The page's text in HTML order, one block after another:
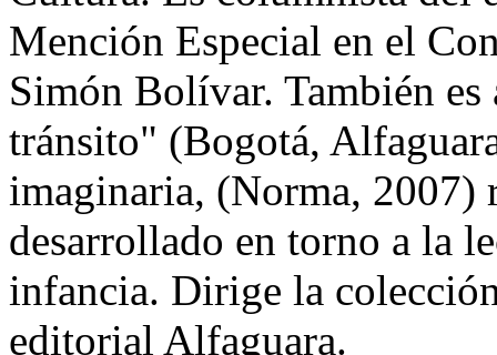
Mención Especial en el
Simón Bolívar. También es
tránsito" (Bogotá,
imaginaria, (Norma, 2007)
desarrollado en torno a la
infancia. Dirige la
editorial Alfaguara.